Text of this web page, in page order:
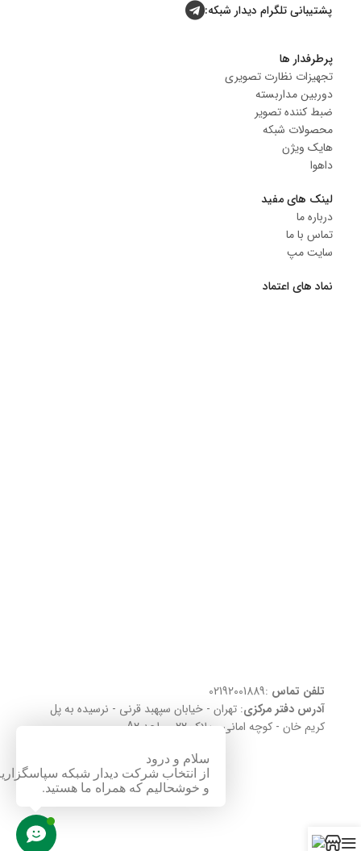
پشتیبانی تلگرام دیدار شبکه:
پرطرفدار ها
تجهیزات نظارت تصویری
دوربین مداربسته
ضبط کننده تصویر
محصولات شبکه
هایک ویژن
داهوا
لینک های مفید
درباره ما
تماس با ما
سایت مپ
نماد های اعتماد
تلفن تماس :02192001889
آدرس دفتر مرکزی: تهران - خیابان سپهبد قرنی - نرسیده به پل
کریم خان - کوچه امانی - پلاک 22 - واحد A2
سلام و درود
از انتخاب شرکت دیدار شبکه
و خوشحالیم که همراه ما هستید.